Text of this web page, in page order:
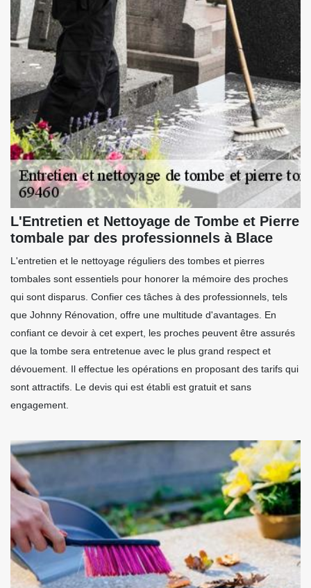
L'Entretien et Nettoyage de Tombe et Pierre
tombale par des professionnels à Blace
L'entretien et le nettoyage réguliers des tombes et pierres
tombales sont essentiels pour honorer la mémoire des proches
qui sont disparus. Confier ces tâches à des professionnels, tels
que Johnny Rénovation, offre une multitude d'avantages. En
confiant ce devoir à cet expert, les proches peuvent être assurés
que la tombe sera entretenue avec le plus grand respect et
dévouement. Il effectue les opérations en proposant des tarifs qui
sont attractifs. Le devis qui est établi est gratuit et sans
engagement.